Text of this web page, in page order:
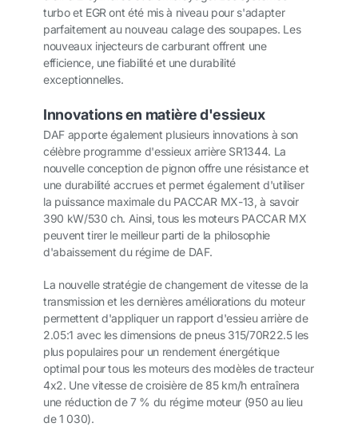
turbo et EGR ont été mis à niveau pour s'adapter
parfaitement au nouveau calage des soupapes. Les
nouveaux injecteurs de carburant offrent une
efficience, une fiabilité et une durabilité
exceptionnelles.
Innovations en matière d'essieux
DAF apporte également plusieurs innovations à son
célèbre programme d'essieux arrière SR1344. La
nouvelle conception de pignon offre une résistance et
une durabilité accrues et permet également d'utiliser
la puissance maximale du PACCAR MX-13, à savoir
390 kW/530 ch. Ainsi, tous les moteurs PACCAR MX
peuvent tirer le meilleur parti de la philosophie
d'abaissement du régime de DAF.
La nouvelle stratégie de changement de vitesse de la
transmission et les dernières améliorations du moteur
permettent d'appliquer un rapport d'essieu arrière de
2.05:1 avec les dimensions de pneus 315/70R22.5 les
plus populaires pour un rendement énergétique
optimal pour tous les moteurs des modèles de tracteur
4x2. Une vitesse de croisière de 85 km/h entraînera
une réduction de 7 % du régime moteur (950 au lieu
de 1 030).